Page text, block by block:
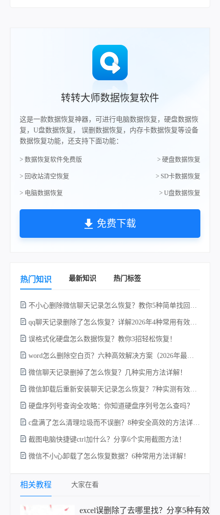
转转大师数据恢复软件
这是一款数据恢复神器，可进行电脑数据恢复，硬盘数据恢
复，U盘数据恢复， 误删数据恢复，内存卡数据恢复等设备
数据恢复功能，还支持下面功能：
> 数据恢复软件免费版 > 硬盘数据恢复
> 回收站清空恢复 > SD卡数据恢复
> 电脑数据恢复 > U盘数据恢复
免费下载
热门知识 最新知识 热门标签
误格式化硬盘怎么数据恢复？教你3招轻松恢复！
微信聊天记录删掉了怎么恢复？几种实用方法详解！
硬盘序列号查询全攻略：你知道硬盘序列号怎么查吗？
截图电脑快捷键ctrl加什么？分享6个实用截图方法！
微信不小心卸载了怎么恢复数据？6种常用方法详解！
相关教程 大家在看
excel误删除了去哪里找？分享5种有效方